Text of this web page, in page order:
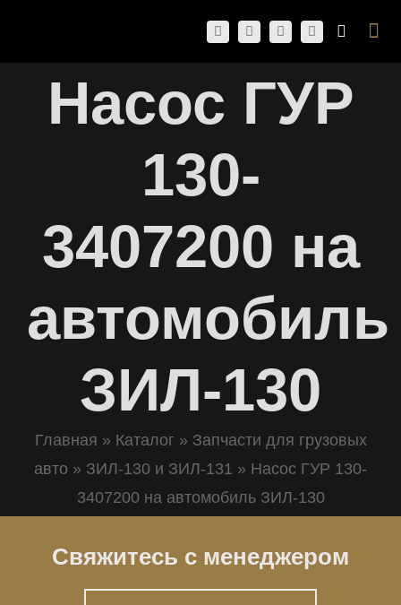
Насос ГУР
130-
3407200 на
автомобиль
ЗИЛ-130
Главная » Каталог » Запчасти для грузовых
авто » ЗИЛ-130 и ЗИЛ-131 » Насос ГУР 130-
3407200 на автомобиль ЗИЛ-130
Свяжитесь с менеджером